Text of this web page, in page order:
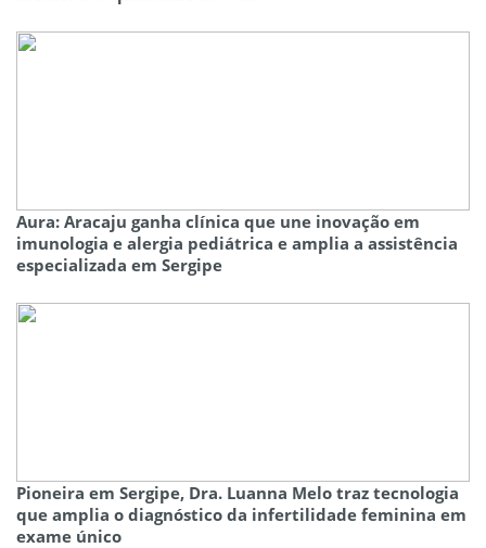
Aura: Aracaju ganha clínica que une inovação em
imunologia e alergia pediátrica e amplia a assistência
especializada em Sergipe
Pioneira em Sergipe, Dra. Luanna Melo traz tecnologia
que amplia o diagnóstico da infertilidade feminina em
exame único